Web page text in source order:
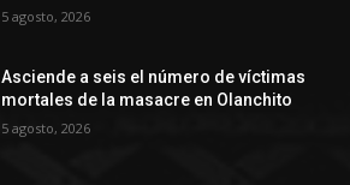
5 agosto, 2026
Asciende a seis el número de víctimas
mortales de la masacre en Olanchito
5 agosto, 2026